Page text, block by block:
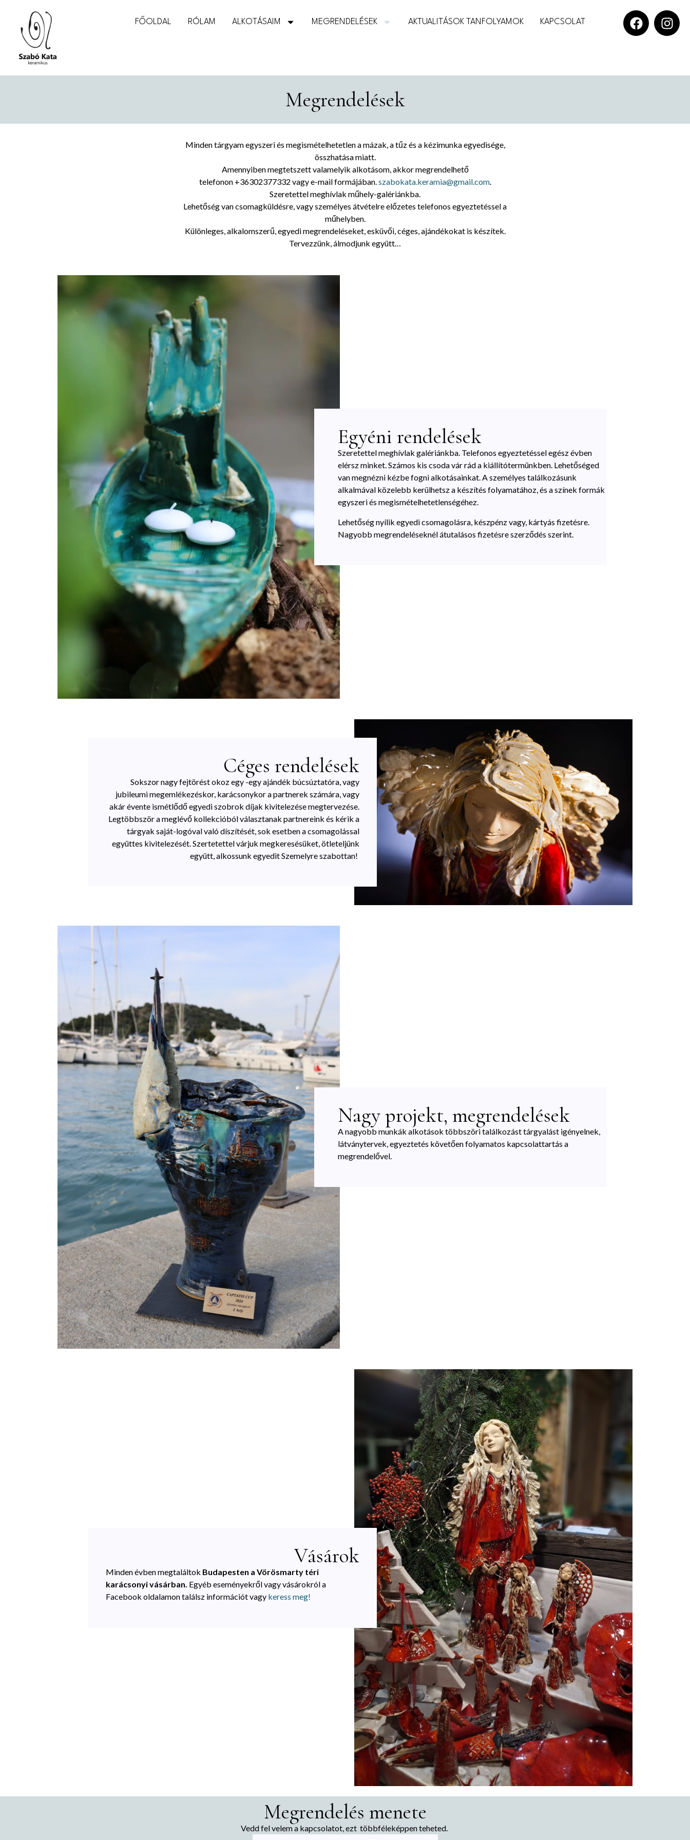
FŐOLDAL RÓLAM ALKOTÁSAIM MEGRENDELÉSEK AKTUALITÁSOK TANFOLYAMOK KAPCSOLAT
Megrendelések
Minden tárgyam egyszeri és megismételhetetlen a mázak, a tűz és a kézimunka egyedisége,
összhatása miatt.
Amennyiben megtetszett valamelyik alkotásom, akkor megrendelhető
telefonon +36302377332 vagy e-mail formájában.szabokata.keramia@gmail.com.
Szeretettel meghívlak műhely-galériánkba.
Lehetőség van csomagküldésre, vagy személyes átvételre előzetes telefonos egyeztetéssel a
műhelyben.
Különleges, alkalomszerű, egyedi megrendeléseket, esküvői, céges, ajándékokat is készítek.
Tervezzünk, álmodjunk együtt…
Egyéni rendelések
Szeretettel meghívlak galériánkba. Telefonos egyeztetéssel egész évben
elérsz minket. Számos kis csoda vár rád a kiállítótermünkben. Lehetőséged
van megnézni kézbe fogni alkotásainkat. A személyes találkozásunk
alkalmával közelebb kerülhetsz a készítés folyamatához, és a színek formák
egyszeri és megismételhetetlenségéhez.
Lehetőség nyílik egyedi csomagolásra, készpénz vagy, kártyás fizetésre.
Nagyobb megrendeléseknél átutalásos fizetésre szerződés szerint.
Céges rendelések
Sokszor nagy fejtörést okoz egy -egy ajándék búcsúztatóra, vagy
jubileumi megemlékezéskor, karácsonykor a partnerek számára, vagy
akár évente ismétlődő egyedi szobrok díjak kivitelezése megtervezése.
Legtöbbször a meglévő kollekcióból választanak partnereink és kérik a
tárgyak saját-logóval való díszítését, sok esetben a csomagolással
együttes kivitelezését. Szertetettel várjuk megkeresésüket, ötleteljünk
együtt, alkossunk egyedit Szemelyre szabottan!
Nagy projekt, megrendelések
A nagyobb munkák alkotások többszöri találkozást tárgyalást igényelnek,
látványtervek, egyeztetés követően folyamatos kapcsolattartás a
megrendelővel.
Vásárok
Minden évben megtaláltok Budapesten a Vörösmarty téri
karácsonyi vásárban. Egyéb eseményekről vagy vásárokról a
Facebook oldalamon találsz információt vagy keress meg!
Megrendelés menete
Vedd fel velem a kapcsolatot, ezt többféleképpen teheted.